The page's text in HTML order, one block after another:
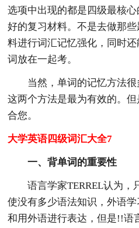
选项中出现的都是四级最核
好的复习材料。不是去做那
料进行词汇记忆强化，同时
词放在一起考。
当然，单词的记忆方法
这两个方法是最为有效的。
合您。
大学英语四级词汇大全7
一、背单词的重要性
语言学家TERREL认为，
使没有多少语法知识，外语
和用外语进行表达，但是!!语